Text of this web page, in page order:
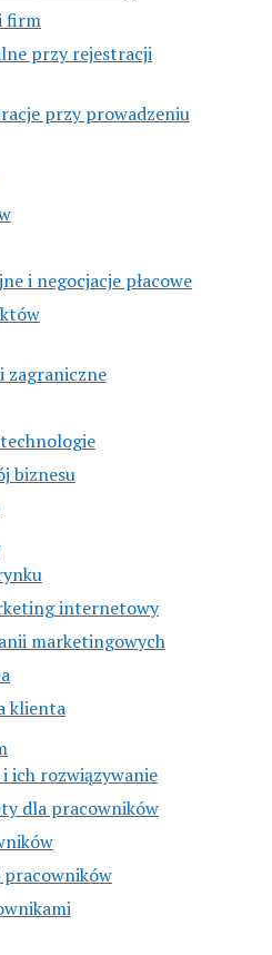
firm
przy rejestracji
przy prowadzeniu
i negocjacje płacowe
zagraniczne
biznesu
internetowy
marketingowych
klienta
ich rozwiązywanie
dla pracowników
pracowników